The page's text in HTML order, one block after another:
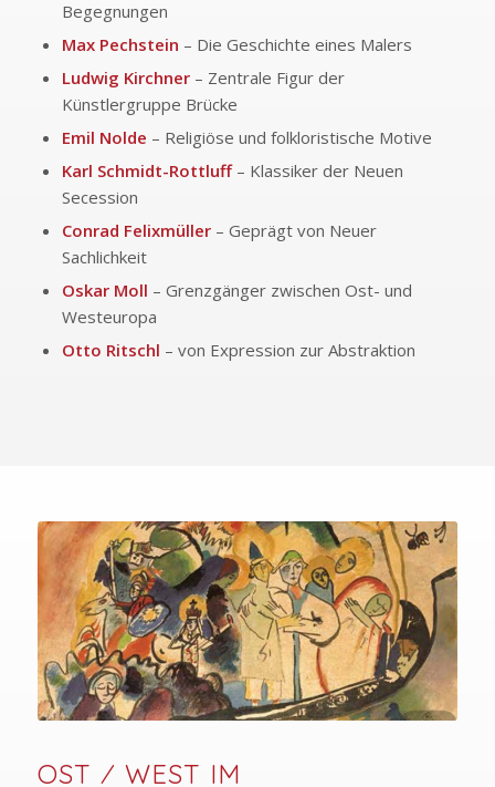
Begegnungen
Max Pechstein – Die Geschichte eines Malers
Ludwig Kirchner– Zentrale Figur der
Künstlergruppe Brücke
Emil Nolde – Religiöse und folkloristische Motive
Karl Schmidt-Rottluff– Klassiker der Neuen
Secession
Conrad Felixmüller– Geprägt von Neuer
Sachlichkeit
Oskar Moll – Grenzgänger zwischen Ost- und
Westeuropa
Otto Ritschl – von Expression zur Abstraktion
OST ⁄ WEST IM